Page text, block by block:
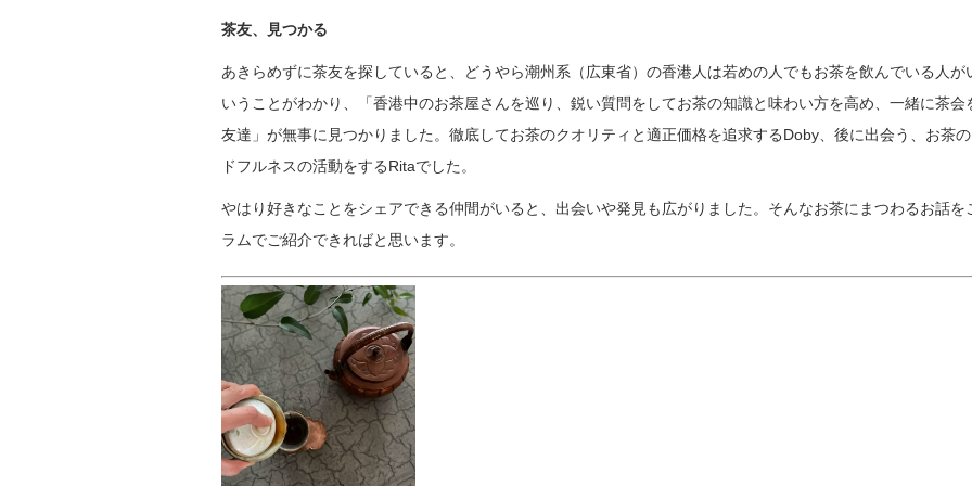
茶友、見つかる
あきらめずに茶友を探していると、どうやら潮州系（広東省）の香港人は若めの人でもお茶を飲んでいる人が
いうことがわかり、「香港中のお茶屋さんを巡り、鋭い質問をしてお茶の知識と味わい方を高め、一緒に茶会
友達」が無事に見つかりました。徹底してお茶のクオリティと適正価格を追求するDoby、後に出会う、お茶
ドフルネスの活動をするRitaでした。
やはり好きなことをシェアできる仲間がいると、出会いや発見も広がりました。そんなお茶にまつわるお話を
ラムでご紹介できればと思います。